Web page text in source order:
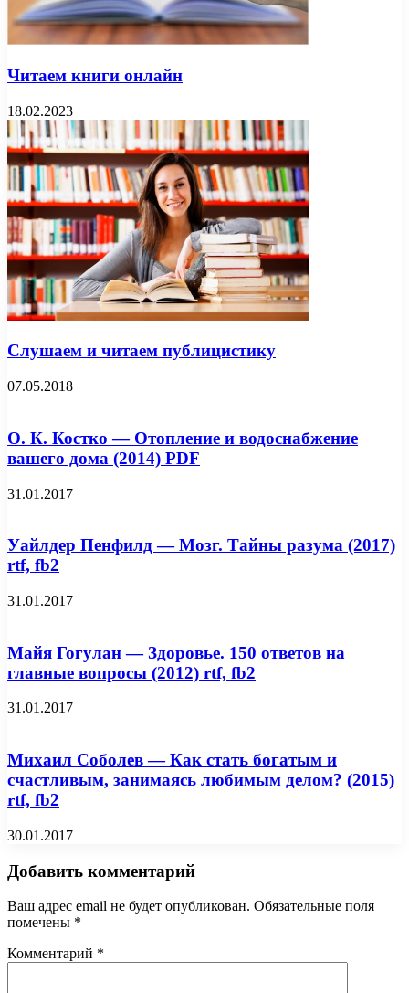
Читаем книги онлайн
18.02.2023
Слушаем и читаем публицистику
07.05.2018
О. К. Костко — Отопление и водоснабжение
вашего дома (2014) PDF
31.01.2017
Уайлдер Пенфилд — Мозг. Тайны разума (2017)
rtf, fb2
31.01.2017
Майя Гогулан — Здоровье. 150 ответов на
главные вопросы (2012) rtf, fb2
31.01.2017
Михаил Соболев — Как стать богатым и
счастливым, занимаясь любимым делом? (2015)
rtf, fb2
30.01.2017
Добавить комментарий
Ваш адрес email не будет опубликован. Обязательные поля
помечены *
Комментарий *